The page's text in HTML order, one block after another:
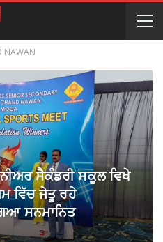
NAWAN
ਸੈਕੰਡਰੀ ਸਕੂਲ ਵਿਖੇ
ਵਿੱਚ ਜੇਤੂ ਰਹੇ
ਸਨਮਾਨਿਤ